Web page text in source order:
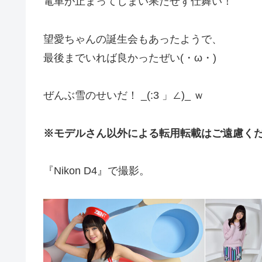
望愛ちゃんの誕生会もあったようで、
最後までいれば良かったぜい(・ω・)
ぜんぶ雪のせいだ！ _(:3 」∠)_ ｗ
※モデルさん以外による転用転載はご遠慮く
『Nikon D4』で撮影。